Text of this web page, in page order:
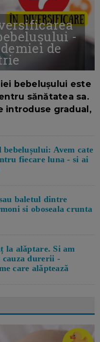
-
de
bebelușului este
sănătatea sa.
introduse gradual,
Avem cate
fiecare luna - si ai
baletul dintre
si oboseala crunta
la alăptare. Si am
cauza durerii -
care alăptează